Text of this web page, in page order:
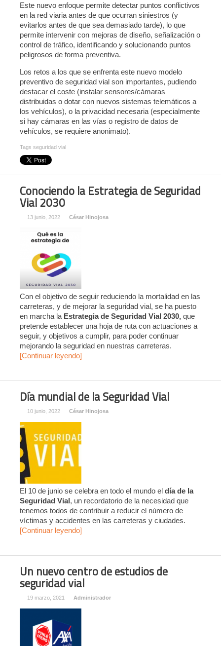
Este nuevo enfoque permite detectar puntos conflictivos
en la red viaria antes de que ocurran siniestros (y
evitarlos antes de que sea demasiado tarde), lo que
permite intervenir con mejoras de diseño, señalización o
control de tráfico, identificando y solucionando puntos
peligrosos de forma preventiva.
Los retos a los que se enfrenta este nuevo modelo
preventivo de seguridad vial son importantes, pudiendo
destacar el coste (instalar sensores/cámaras
distribuidas o dotar con nuevos sistemas telemáticos a
los vehículos), o la privacidad necesaria (especialmente
si hay cámaras en las vías o registro de datos de
vehículos, se requiere anonimato).
Tags seguridad vial
Conociendo la Estrategia de Seguridad
Vial 2030
13 junio, 2022 César Hinojosa
Con el objetivo de seguir reduciendo la mortalidad en las
carreteras, y de mejorar la seguridad vial, se ha puesto
en marcha la Estrategia de Seguridad Vial 2030, que
pretende establecer una hoja de ruta con actuaciones a
seguir, y objetivos a cumplir, para poder continuar
mejorando la seguridad en nuestras carreteras.
[Continuar leyendo]
Día mundial de la Seguridad Vial
10 junio, 2022 César Hinojosa
El 10 de junio se celebra en todo el mundo el día de la
Seguridad Vial, un recordatorio de la necesidad que
tenemos todos de contribuir a reducir el número de
víctimas y accidentes en las carreteras y ciudades.
[Continuar leyendo]
Un nuevo centro de estudios de
seguridad vial
19 marzo, 2021 Administrador